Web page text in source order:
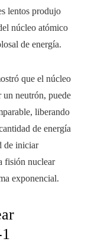
lentos produjo
núcleo atómico
de energía.
que el núcleo
un neutrón, puede
liberando
de energía
de iniciar
fisión nuclear
exponencial.